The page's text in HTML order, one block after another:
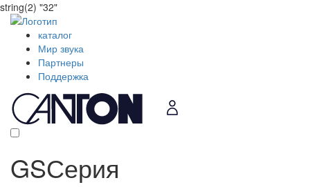
string(2) "32"
каталог
Мир звука
Партнеры
Поддержка
GSСерия